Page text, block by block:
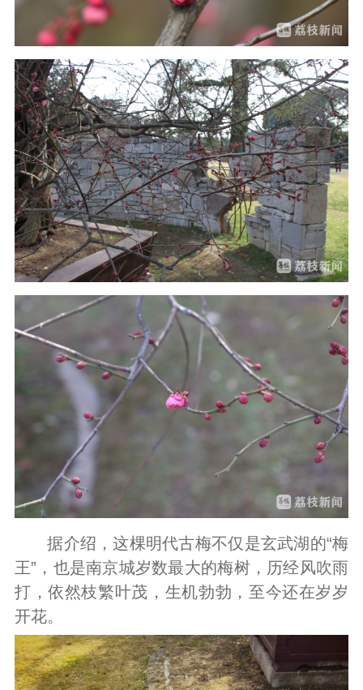
据介绍，这棵明代古梅不仅是玄武湖的“梅
王”，也是南京城岁数最大的梅树，历经风吹雨
打，依然枝繁叶茂，生机勃勃，至今还在岁岁
开花。